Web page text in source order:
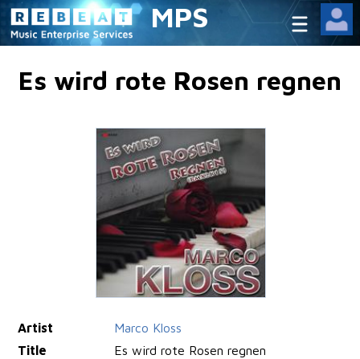
MPS
Es wird rote Rosen regnen
Artist
Marco Kloss
Title
Es wird rote Rosen regnen